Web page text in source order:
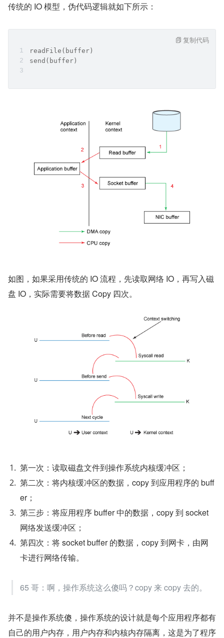
传统的 IO 模型，伪代码逻辑就如下所示：
readFile(buffer)
send(buffer)
复制代码
如图，如果采用传统的 IO 流程，先读取网络 IO，再写入磁
盘 IO，实际需要将数据 Copy 四次。
第一次：读取磁盘文件到操作系统内核缓冲区；
第二次：将内核缓冲区的数据，copy 到应用程序的 buff
er；
第三步：将应用程序 buffer 中的数据，copy 到 socket
网络发送缓冲区；
第四次：将 socket buffer 的数据，copy 到网卡，由网
卡进行网络传输。
65 哥：啊，操作系统这么傻吗？copy 来 copy 去的。
并不是操作系统傻，操作系统的设计就是每个应用程序都有
自己的用户内存，用户内存和内核内存隔离，这是为了程序